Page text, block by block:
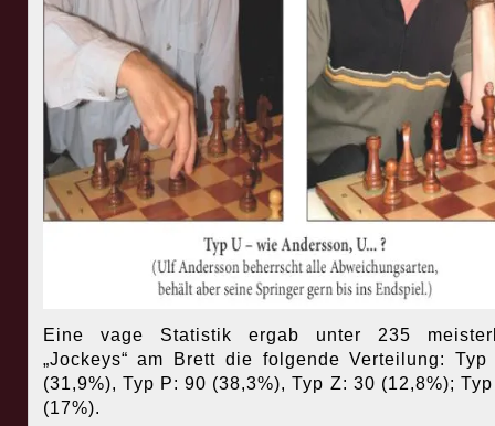
Eine vage Statistik ergab unter 235
„Jockeys“ am Brett die folgende Verteilung:
(31,9%), Typ P: 90 (38,3%), Typ Z: 30 (12,8%);
(17%).